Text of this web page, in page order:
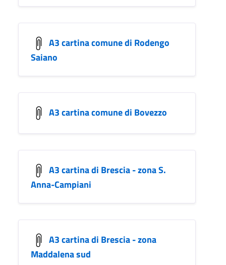
A3 cartina comune di Rodengo
Saiano
A3 cartina comune di Bovezzo
A3 cartina di Brescia - zona S.
Anna-Campiani
A3 cartina di Brescia - zona
Maddalena sud